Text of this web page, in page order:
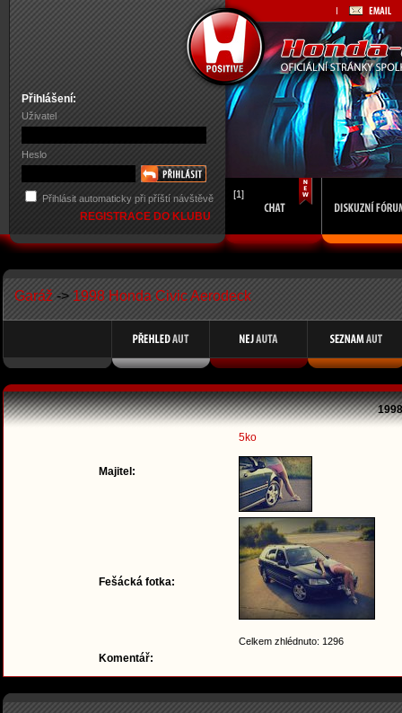
Přihlášení:
Uživatel
Heslo
Přihlásit automaticky při příští návštěvě
REGISTRACE DO KLUBU
[1]
Garáž -> 1998 Honda Civic Aerodeck
Majitel:
5ko
Fešácká fotka:
Celkem zhlédnuto: 1296
Komentář: